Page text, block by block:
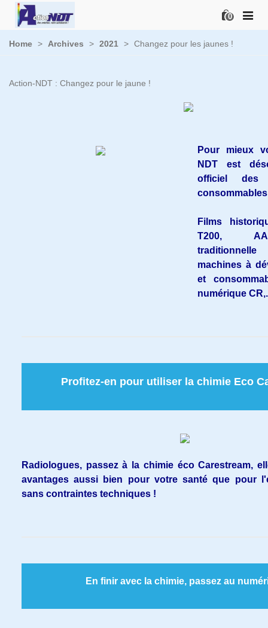
0
Home > Archives > 2021 > Changez pour les jaunes !
Action-NDT : Changez pour le jaune !
Pour mieux
NDT est
officiel des
Films
T200,
machines à
et
numérique
Profitez-en pour utiliser la chimie Eco
Radiologues, passez à la chimie éco Carestream,
avantages aussi bien pour votre santé que pour
sans contraintes techniques !
En finir avec la chimie, passez au